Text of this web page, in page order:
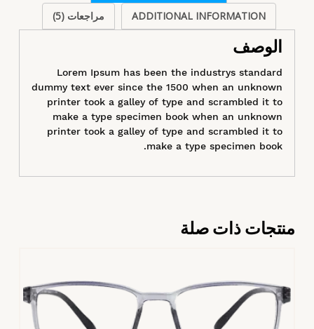
ADDITIONAL INFORMATION
مراجعات (5)
الوصف
Lorem Ipsum has been the industrys standard
dummy text ever since the 1500 when an unknown
printer took a galley of type and scrambled it to
make a type specimen book when an unknown
printer took a galley of type and scrambled it to
make a type specimen book.
منتجات ذات صلة